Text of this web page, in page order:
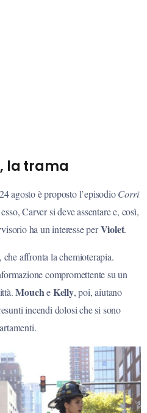
la trama
agosto è proposto l’episodioCorri
Carver si deve assentare e, così,
ha un interesse perViolet.
affronta la chemioterapia.
compromettente su un
MoucheKelly, poi, aiutano
incendi dolosi che si sono